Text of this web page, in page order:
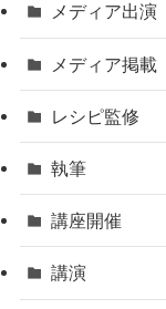
メディア出演
メディア掲載
レシピ監修
執筆
講座開催
講演